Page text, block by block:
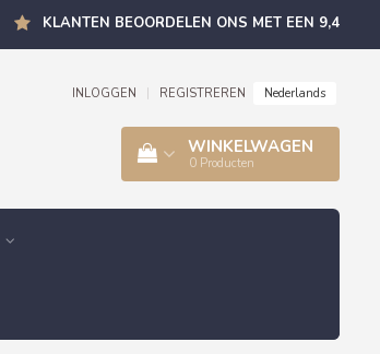
KLANTEN BEOORDELEN ONS MET EEN 9,4
INLOGGEN REGISTREREN Nederlands
WINKELWAGEN
0 Producten